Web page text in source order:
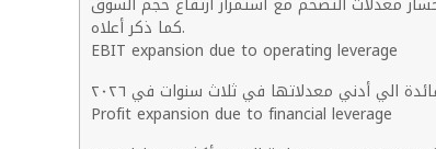
كما ذكر أعلاه.
EBIT expansion due to operating leverage
Profit expansion due to financial leverage